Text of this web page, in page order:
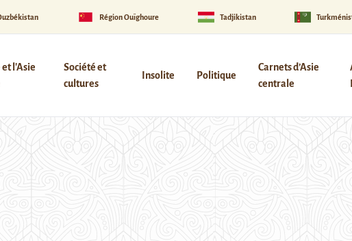
Région Ouïghoure Tadjikistan
et l'Asie
Société et
cultures
Insolite Politique
Carnets d’Asie
centrale